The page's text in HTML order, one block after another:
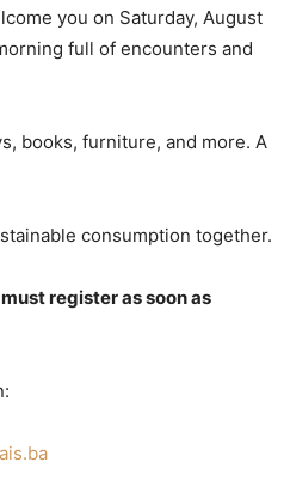
you on Saturday, August
full of encounters and
books, furniture, and more. A
consumption together.
register as soon as